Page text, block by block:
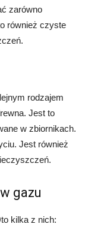
zarówno
również czyste
rodzajem
Jest to
w zbiornikach.
Jest również
gazu
kilka z nich: